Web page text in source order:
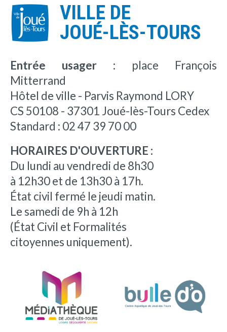
VILLE DE
JOUÉ-LÈS-TOURS
Entrée usager : place François
Mitterrand
Hôtel de ville - Parvis Raymond LORY
CS 50108 - 37301 Joué-lès-Tours Cedex
Standard : 02 47 39 70 00
HORAIRES D'OUVERTURE :
Du lundi au vendredi de 8h30
à 12h30 et de 13h30 à 17h.
État civil fermé le jeudi matin.
Le samedi de 9h à 12h
(État Civil et Formalités
citoyennes uniquement).